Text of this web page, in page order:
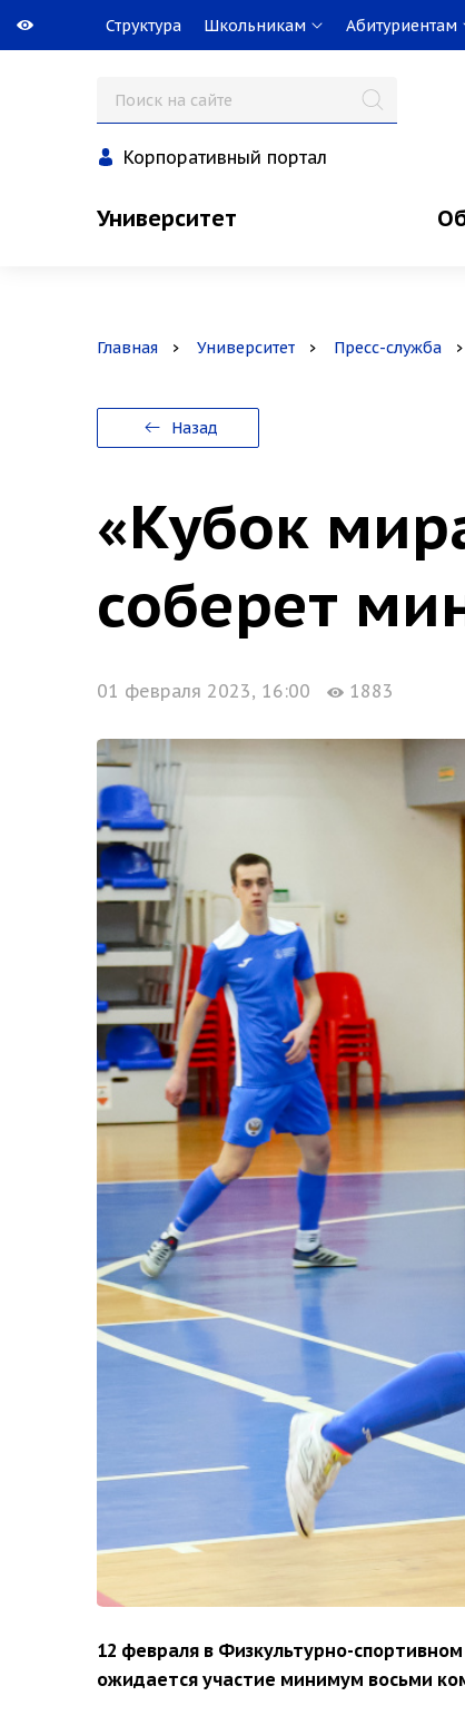
Структура Школьникам Абитуриентам
Корпоративный портал
Университет
Главная Университет Пресс-служба
Назад
«Кубок
соберет
01 февраля 2023, 16:00 1883
12 февраля в Физкультурно-
ожидается участие минимум восьми